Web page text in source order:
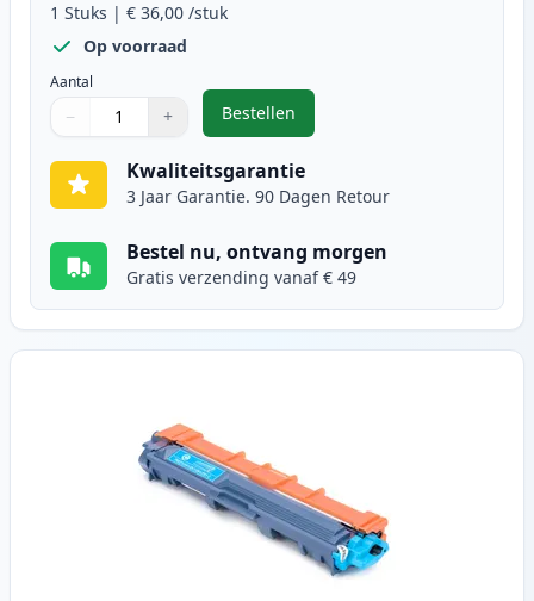
1 Stuks | € 36,00 /stuk
Op voorraad
Aantal
Gebruik de knoppen om aan te passen
− +
1
Bestellen
,Brother TN241BK toner zwart
Kwaliteitsgarantie
3 Jaar Garantie. 90 Dagen Retour
Bestel nu, ontvang morgen
Gratis verzending vanaf € 49